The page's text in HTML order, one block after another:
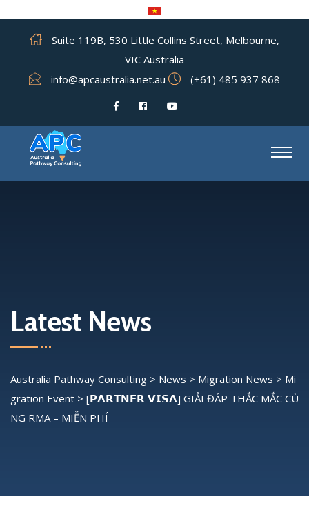
Suite 119B, 530 Little Collins Street, Melbourne,
VIC Australia
info@apcaustralia.net.au
(+61) 485 937 868
Latest News
Australia Pathway Consulting > News > Migration News > Mi
gration Event > [𝗣𝗔𝗥𝗧𝗡𝗘𝗥 𝗩𝗜𝗦𝗔] GIẢI ĐÁP THẮC MẮC CÙ
NG RMA – MIỄN PHÍ